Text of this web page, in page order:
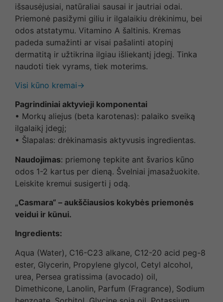
išsausėjusiai, natūraliai sausai ir jautriai odai.
Priemonė pasižymi giliu ir ilgalaikiu drėkinimu, bei
odos atstatymu. Vitamino A šaltinis. Kremas
padeda sumažinti ar visai pašalinti atopinį
dermatitą ir užtikrina ilgiau išliekantį įdegį. Tinka
naudoti tiek vyrams, tiek moterims.
Visi kūno kremai→
Pagrindiniai aktyvieji komponentai
• Morkų aliejus (beta karotenas): palaiko sveiką
ilgalaikį įdegį;
• Šlapalas: drėkinamasis aktyvusis ingredientas.
Naudojimas: priemonę tepkite ant švarios kūno
odos 1-2 kartus per dieną. Švelniai įmasažuokite.
Leiskite kremui susigerti į odą.
„Casmara“ – aukščiausios kokybės priemonės
veidui ir kūnui.
Ingredients:
Aqua (Water), C16-C23 alkane, C12-20 acid peg-8
ester, Glycerin, Propylene glycol, Cetyl alcohol,
urea, Persea gratissima (avocado) oil,
Dimethicone, Lanolin, Parfum (Fragrance), Sodium